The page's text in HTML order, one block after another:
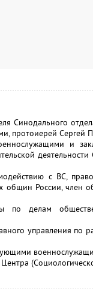
Синодального
протоиерей Сергей
и
с ВС,
общин России,
по делам
управления по
Центра